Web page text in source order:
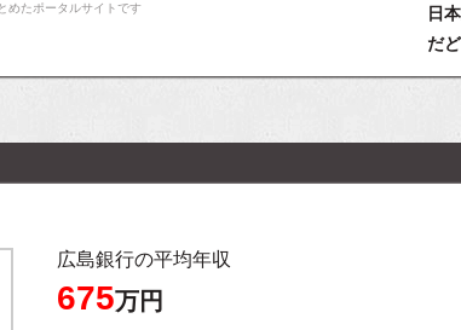
めたポータルサイトです
日
だ
広島銀行の平均年収
675万円